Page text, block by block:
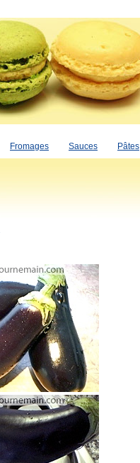
Fromages Sauces Pâtes